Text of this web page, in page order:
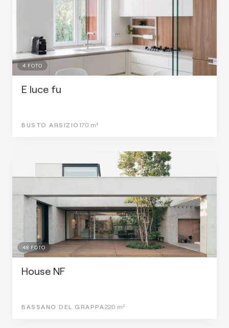
4 FOTO
E luce fu
BUSTO ARSIZIO 170 m²
48 FOTO
House NF
BASSANO DEL GRAPPA 220 m²